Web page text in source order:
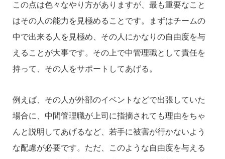
この点は色々なやり方がありますが、最も重要なこと
はその人の能力を見極めることです。まずはチームの
中で出来る人を見極め、その人にかなりの自由度を与
えることが大事です。その上で中管理職として責任を
持って、その人をサポートしてあげる。
例えば、その人が外部のイベントなどで出張していた
場合に、中間管理職が上司に指摘されても理由をちゃ
んと説明してあげるなど、若手に被害が行かないよう
な配慮が必要です。ただ、このような自由度を与える